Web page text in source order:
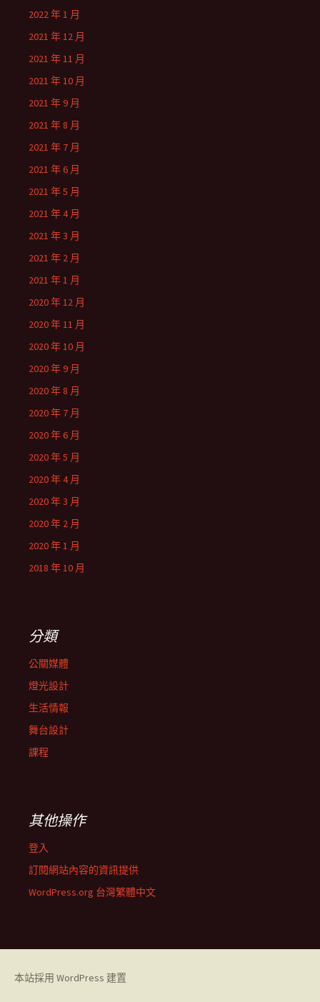
2022 年 1 月
2021 年 12 月
2021 年 11 月
2021 年 10 月
2021 年 9 月
2021 年 8 月
2021 年 7 月
2021 年 6 月
2021 年 5 月
2021 年 4 月
2021 年 3 月
2021 年 2 月
2021 年 1 月
2020 年 12 月
2020 年 11 月
2020 年 10 月
2020 年 9 月
2020 年 8 月
2020 年 7 月
2020 年 6 月
2020 年 5 月
2020 年 4 月
2020 年 3 月
2020 年 2 月
2020 年 1 月
2018 年 10 月
分類
公關媒體
燈光設計
生活情報
舞台設計
課程
其他操作
登入
訂閱網站內容的資訊提供
WordPress.org 台灣繁體中文
本站採用 WordPress 建置